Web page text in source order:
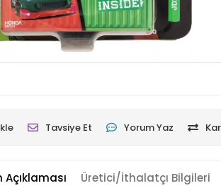
Tavsiye Et Yorum Yaz
Açıklaması Üretici/İthalatçı Bilgileri